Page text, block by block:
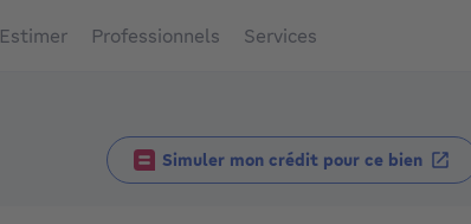
Estimer Professionnels Services
Simuler mon crédit pour ce bien